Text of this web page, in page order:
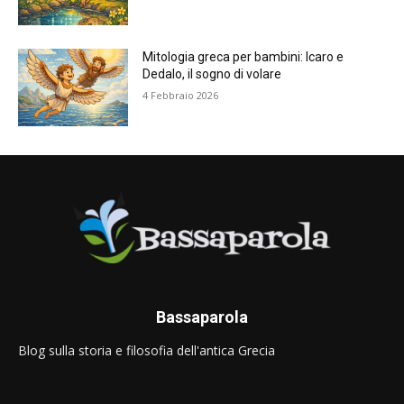
Mitologia greca per bambini: Icaro e
Dedalo, il sogno di volare
4 Febbraio 2026
Bassaparola
Blog sulla storia e filosofia dell'antica Grecia